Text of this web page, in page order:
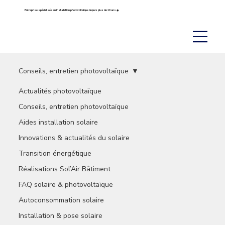
Entreprise spécialisée en installation photovoltaïque depuis plus de 10 ans ☀️
Actualités photovoltaïque
Conseils, entretien photovoltaïque
Aides installation solaire
Innovations & actualités du solaire
Transition énergétique
Réalisations Sol’Air Bâtiment
FAQ solaire & photovoltaïque
Autoconsommation solaire
Installation & pose solaire
Conseils, entretien photovoltaïque